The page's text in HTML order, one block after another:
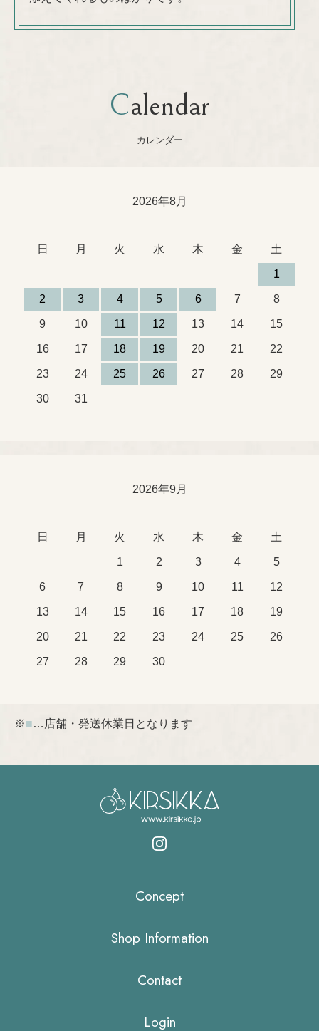
Calendar
カレンダー
※■…店舗・発送休業日となります
2026年8月
日 月 火 水 木 金 土
1
2 3 4 5 6 7 8
9 10 11 12 13 14 15
16 17 18 19 20 21 22
23 24 25 26 27 28 29
30 31
2026年9月
日 月 火 水 木 金 土
1 2 3 4 5
6 7 8 9 10 11 12
13 14 15 16 17 18 19
20 21 22 23 24 25 26
27 28 29 30
Concept
Shop Information
Contact
Login